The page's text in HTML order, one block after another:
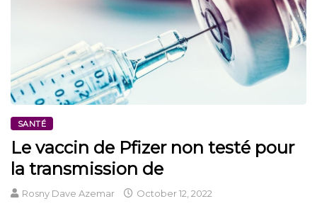
SANTÉ
Le vaccin de Pfizer non testé pour
la transmission de
Rosny Dave Azemar October 12, 2022